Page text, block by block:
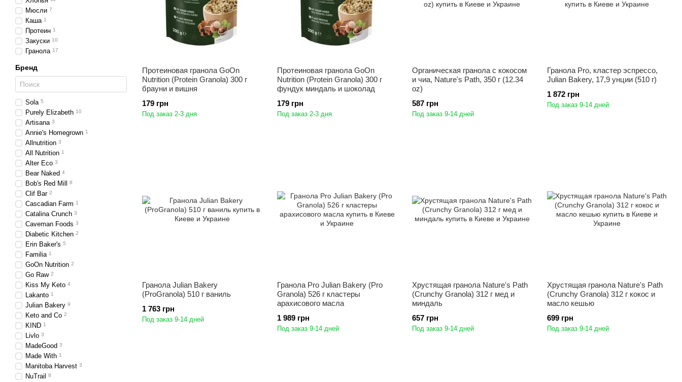
Протеиновая гранола GoOn
Nutrition (Protein Granola) 300 г
брауни и вишня
179 грн
Под заказ 2-3 дня
Протеиновая гранола GoOn
Nutrition (Protein Granola) 300 г
фундук миндаль и шоколад
179 грн
Под заказ 2-3 дня
Органическая гранола с кокосом
и чиа, Nature's Path, 350 г (12.34
oz)
587 грн
Под заказ 9-14 дней
Гранола Pro, кластер эспрессо,
Julian Bakery, 17,9 унции (510 г)
1 872 грн
Под заказ 9-14 дней
Гранола Julian Bakery
(ProGranola) 510 г ваниль
1 763 грн
Под заказ 9-14 дней
Гранола Pro Julian Bakery (Pro
Granola) 526 г кластеры
арахисового масла
1 989 грн
Под заказ 9-14 дней
Хрустящая гранола Nature's Path
(Crunchy Granola) 312 г мед и
миндаль
657 грн
Под заказ 9-14 дней
Хрустящая гранола Nature's Path
(Crunchy Granola) 312 г кокос и
масло кешью
699 грн
Под заказ 9-14 дней
Мюсли 7
Каша 1
Протеин 1
Закуски 10
Гранола 17
Бренд
Sola 5
Purely Elizabeth 10
Artisana 3
Annie's Homegrown 1
Allnutrition 3
All Nutrition 1
Alter Eco 3
Bear Naked 4
Bob's Red Mill 8
Clif Bar 2
Cascadian Farm 1
Catalina Crunch 3
Caveman Foods 3
Diabetic Kitchen 2
Erin Baker's 5
Familia 1
GoOn Nutrition 2
Go Raw 2
Kiss My Keto 4
Lakanto 1
Julian Bakery 9
Keto and Co 2
KIND 1
Livlo 3
MadeGood 3
Made With 1
Manitoba Harvest 3
NuTrail 8